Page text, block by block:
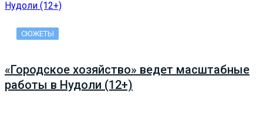
СЮЖЕТЫ
«Городское хозяйство» ведет масштабные
работы в Нудоли (12+)